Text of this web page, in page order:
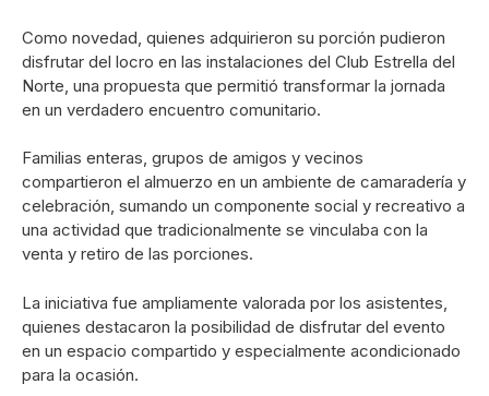
Como novedad, quienes adquirieron su porción pudieron
disfrutar del locro en las instalaciones del Club Estrella del
Norte, una propuesta que permitió transformar la jornada
en un verdadero encuentro comunitario.
Familias enteras, grupos de amigos y vecinos
compartieron el almuerzo en un ambiente de camaradería y
celebración, sumando un componente social y recreativo a
una actividad que tradicionalmente se vinculaba con la
venta y retiro de las porciones.
La iniciativa fue ampliamente valorada por los asistentes,
quienes destacaron la posibilidad de disfrutar del evento
en un espacio compartido y especialmente acondicionado
para la ocasión.